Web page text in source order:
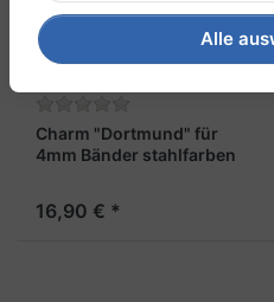
Charm "Dortmund" für
4mm Bänder stahlfarben
16,90 € *
Alle